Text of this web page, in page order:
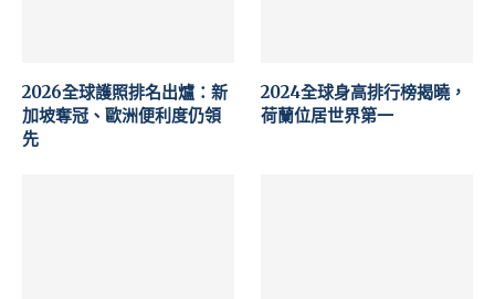
2026全球護照排名出爐：新
加坡奪冠、歐洲便利度仍領
先
2024全球身高排行榜揭曉，
荷蘭位居世界第一